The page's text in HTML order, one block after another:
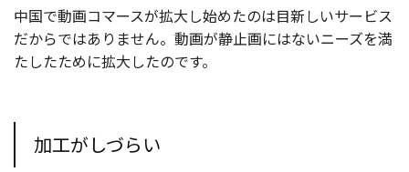
中国で動画コマースが拡大し始めたのは目新しいサービス
だからではありません。動画が静止画にはないニーズを満
たしたために拡大したのです。
加工がしづらい